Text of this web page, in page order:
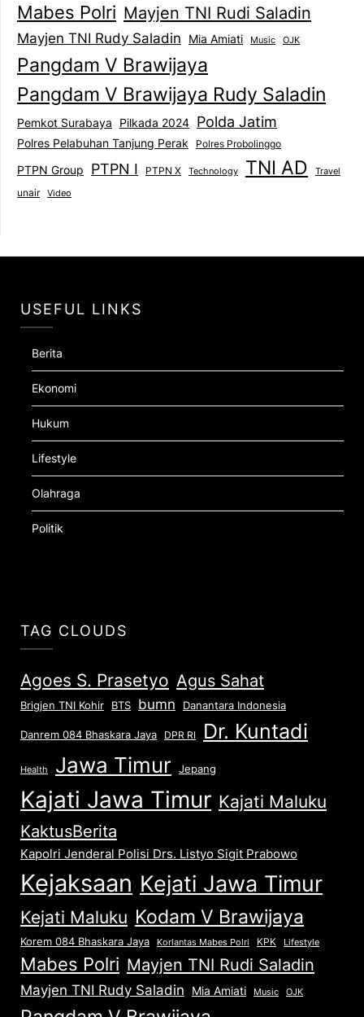
Mabes Polri Mayjen TNI Rudi Saladin
Mayjen TNI Rudy Saladin Mia Amiati Music OJK
Pangdam V Brawijaya
Pangdam V Brawijaya Rudy Saladin
Pemkot Surabaya Pilkada 2024 Polda Jatim
Polres Pelabuhan Tanjung Perak Polres Probolinggo
PTPN Group PTPN I PTPN X Technology TNI AD Travel
unair Video
USEFUL LINKS
Berita
Ekonomi
Hukum
Lifestyle
Olahraga
Politik
TAG CLOUDS
Agoes S. Prasetyo Agus Sahat
Brigjen TNI Kohir BTS bumn Danantara Indonesia
Danrem 084 Bhaskara Jaya DPR RI Dr. Kuntadi
Health Jawa Timur Jepang
Kajati Jawa Timur Kajati Maluku
KaktusBerita
Kapolri Jenderal Polisi Drs. Listyo Sigit Prabowo
Kejaksaan Kejati Jawa Timur
Kejati Maluku Kodam V Brawijaya
Korem 084 Bhaskara Jaya Korlantas Mabes Polri KPK Lifestyle
Mabes Polri Mayjen TNI Rudi Saladin
Mayjen TNI Rudy Saladin Mia Amiati Music OJK